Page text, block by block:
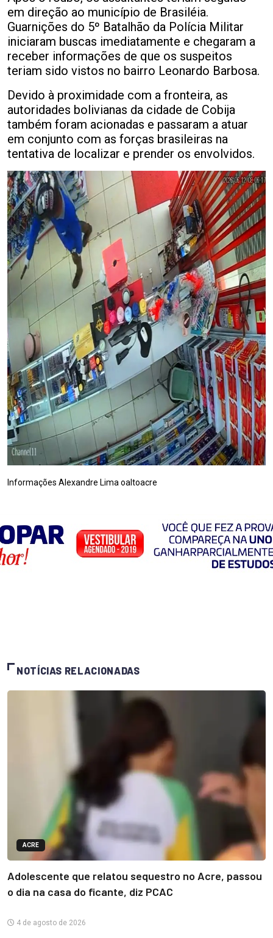
em direção ao município de Brasiléia.
Guarnições do 5º Batalhão da Polícia Militar
iniciaram buscas imediatamente e chegaram a
receber informações de que os suspeitos
teriam sido vistos no bairro Leonardo Barbosa.
Devido à proximidade com a fronteira, as
autoridades bolivianas da cidade de Cobija
também foram acionadas e passaram a atuar
em conjunto com as forças brasileiras na
tentativa de localizar e prender os envolvidos.
Informações Alexandre Lima oaltoacre
NOTÍCIAS RELACIONADAS
ACRE
Adolescente que relatou sequestro no Acre, passou
o dia na casa do ficante, diz PCAC
4 de agosto de 2026